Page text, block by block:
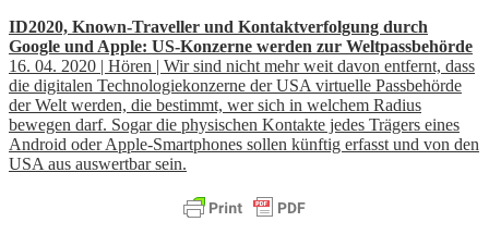
ID2020, Known-Traveller und Kontaktverfolgung durch
Google und Apple: US-Konzerne werden zur Weltpassbehörde
16. 04. 2020 | Hören | Wir sind nicht mehr weit davon entfernt, dass
die digitalen Technologiekonzerne der USA virtuelle Passbehörde
der Welt werden, die bestimmt, wer sich in welchem Radius
bewegen darf. Sogar die physischen Kontakte jedes Trägers eines
Android oder Apple-Smartphones sollen künftig erfasst und von den
USA aus auswertbar sein.